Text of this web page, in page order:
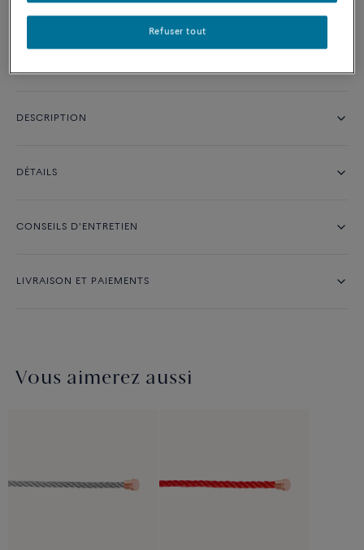
Disponibilité en boutique
DESCRIPTION
DÉTAILS
CONSEILS D'ENTRETIEN
LIVRAISON ET PAIEMENTS
Vous aimerez aussi
Refuser tout